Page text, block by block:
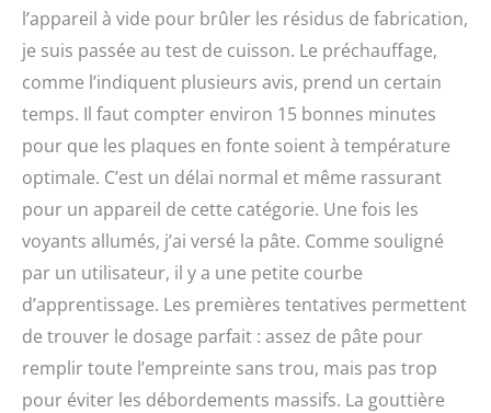
l’appareil à vide pour brûler les résidus de fabrication,
je suis passée au test de cuisson. Le préchauffage,
comme l’indiquent plusieurs avis, prend un certain
temps. Il faut compter environ 15 bonnes minutes
pour que les plaques en fonte soient à température
optimale. C’est un délai normal et même rassurant
pour un appareil de cette catégorie. Une fois les
voyants allumés, j’ai versé la pâte. Comme souligné
par un utilisateur, il y a une petite courbe
d’apprentissage. Les premières tentatives permettent
de trouver le dosage parfait : assez de pâte pour
remplir toute l’empreinte sans trou, mais pas trop
pour éviter les débordements massifs. La gouttière